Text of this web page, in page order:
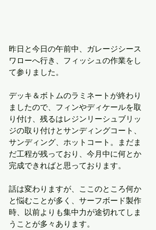
昨日と今日の午前中、ガレージシース
ワローへ行き、フィッシュの作業をし
て参りました。
デッキ＆ボトムのラミネートが終わり
ましたので、フィンやディケールを取
り付け、残るはレジンリーシュブリッ
ジの取り付けとサンディングコート、
サンディング、ホットコート。まだま
だ工程が残っており、今月中に何とか
完成できればと思っております。
話は変わりますが、ここのところ何か
と悩むことが多く、サーフボード製作
時、以前よりも集中力が途切れてしま
うことが多々あります。